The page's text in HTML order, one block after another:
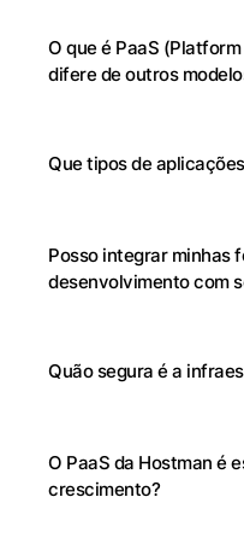
O que é PaaS
difere de outros
Que tipos de
Posso integrar minhas
desenvolvimento com
Quão segura é a
O PaaS da Hostman é
crescimento?